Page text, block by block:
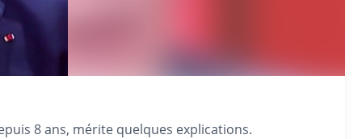
8 ans, mérite quelques explications.